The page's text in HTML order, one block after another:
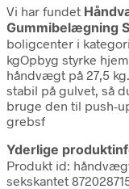
Vi har fundet
Gummibelægning
boligcenter i
kgOpbyg styrke
håndvægt på 27,5
stabil på gulvet, så
bruge den til push-
grebsf
Yderlige
Produkt id:
sekskantet